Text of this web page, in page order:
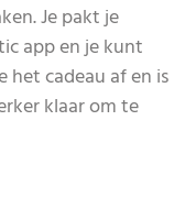
Je pakt je
app en je kunt
het cadeau af en is
klaar om te